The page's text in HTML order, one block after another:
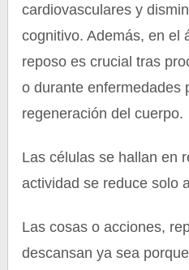
cardiovasculares y
cognitivo. Además, en el
reposo es crucial tras
o durante enfermedades
regeneración del cuerpo.
Las células se hallan en
actividad se reduce solo
Las cosas o acciones,
descansan ya sea